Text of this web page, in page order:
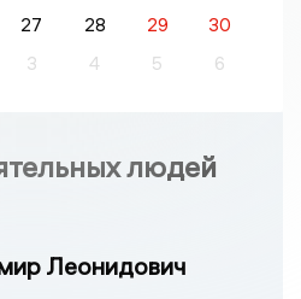
27 28 29
30
3 4 5 6
людей
Леонидович